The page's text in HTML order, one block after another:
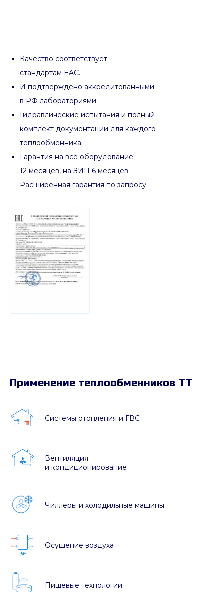
Качество соответствует
стандартам EAC.
И подтверждено аккредитованными
в РФ лабораториями.
Гидравлические испытания и полный
комплект документации для каждого
теплообменника.
Гарантия на все оборудование
12 месяцев, на ЗИП 6 месяцев.
Расширенная гарантия по запросу.
Применение теплообменников ТТ
Системы отопления и ГВС
Вентиляция
и кондиционирование
Чиллеры и холодильные машины
Осушение воздуха
Пищевые технологии